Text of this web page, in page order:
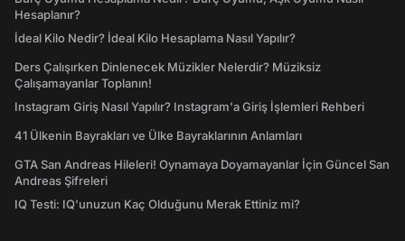
Hesaplanır?
İdeal Kilo Nedir? İdeal Kilo Hesaplama Nasıl Yapılır?
Ders Çalışırken Dinlenecek Müzikler Nelerdir? Müziksiz
Çalışamayanlar Toplanın!
Instagram Giriş Nasıl Yapılır? Instagram'a Giriş İşlemleri Rehberi
41 Ülkenin Bayrakları ve Ülke Bayraklarının Anlamları
GTA San Andreas Hileleri! Oynamaya Doyamayanlar İçin Güncel San
Andreas Şifreleri
IQ Testi: IQ'unuzun Kaç Olduğunu Merak Ettiniz mi?